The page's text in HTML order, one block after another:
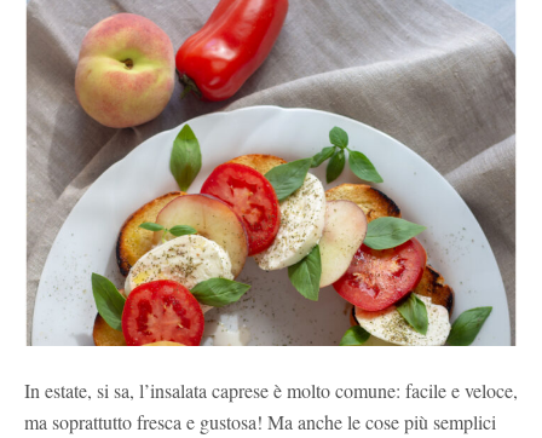
In estate, si sa, l’insalata caprese è molto comune: facile e veloce,
ma soprattutto fresca e gustosa! Ma anche le cose più semplici